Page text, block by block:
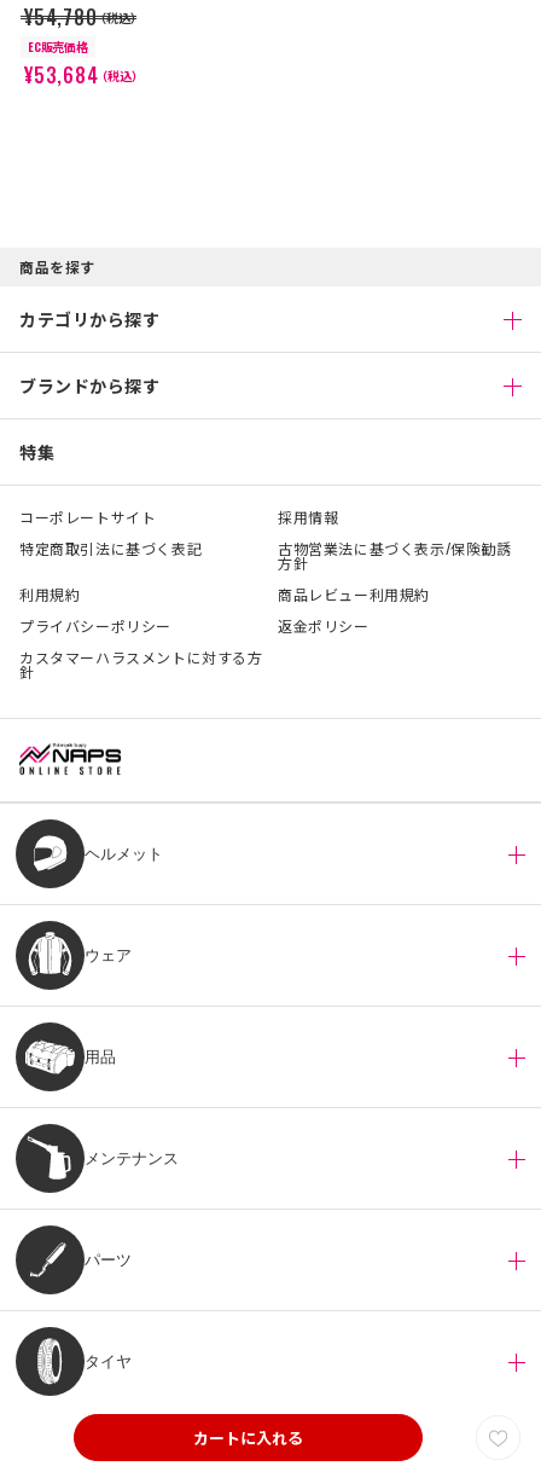
カートに入れる
¥54,780（税込）
EC販売価格
¥53,684（税込）
商品を探す
カテゴリから探す
ブランドから探す
特集
コーポレートサイト
採用情報
特定商取引法に基づく表記
古物営業法に基づく表示/保険勧誘
方針
利用規約
商品レビュー利用規約
プライバシーポリシー
返金ポリシー
カスタマーハラスメントに対する方
針
ヘルメット
ウェア
用品
メンテナンス
パーツ
タイヤ
バイクパーツ・オートバイ用品の通販はナップスオンラインストア All Rights Reserved. -Yokohama Japan